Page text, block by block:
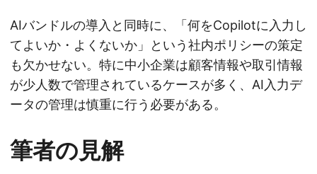
AIバンドルの導入と同時に、「何をCopilotに入力し
てよいか・よくないか」という社内ポリシーの策定
も欠かせない。特に中小企業は顧客情報や取引情報
が少人数で管理されているケースが多く、AI入力デ
ータの管理は慎重に行う必要がある。
筆者の見解